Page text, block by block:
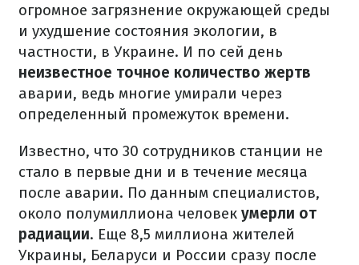
огромное загрязнение окружающей среды
и ухудшение состояния экологии, в
частности, в Украине. И по сей день
неизвестное точное количество жертв
аварии, ведь многие умирали через
определенный промежуток времени.
Известно, что 30 сотрудников станции не
стало в первые дни и в течение месяца
после аварии. По данным специалистов,
около полумиллиона человек умерли от
радиации. Еще 8,5 миллиона жителей
Украины, Беларуси и России сразу после